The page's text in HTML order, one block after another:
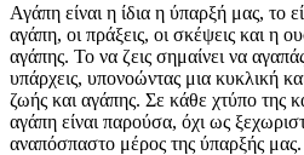
Αγάπη είναι η ίδια η ύπαρξή μας, το
αγάπη, οι πράξεις, οι σκέψεις και η
αγάπης. Το να ζεις σημαίνει να
υπάρχεις, υπονοώντας μια κυκλική
ζωής και αγάπης. Σε κάθε χτύπο της
αγάπη είναι παρούσα, όχι ως
αναπόσπαστο μέρος της ύπαρξής μας.